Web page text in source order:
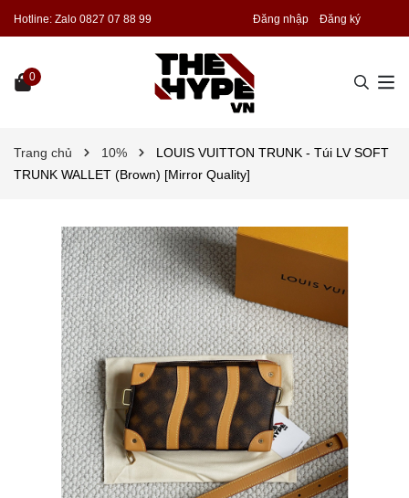
Hotline: Zalo 0827 07 88 99 Đăng nhập Đăng ký
0
Trang chủ 10%
LOUIS VUITTON TRUNK - Túi LV SOFT
TRUNK WALLET (Brown) [Mirror Quality]